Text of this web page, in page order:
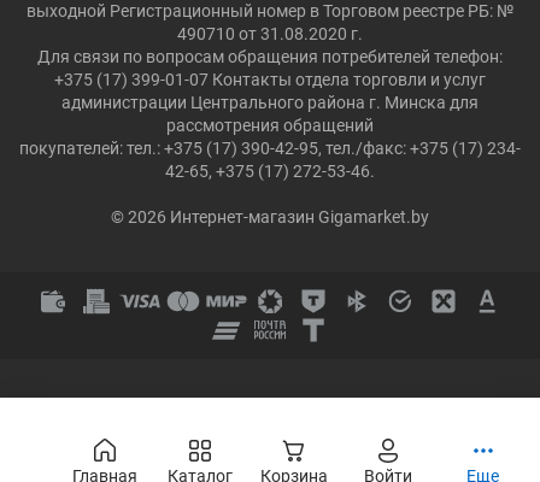
Главная Каталог Корзина Войти Еще
выходной Регистрационный номер в Торговом реестре РБ: №
490710 от 31.08.2020 г.
Для связи по вопросам обращения потребителей телефон:
+375 (17) 399-01-07 Контакты отдела торговли и услуг
администрации Центрального района г. Минска для
рассмотрения обращений
покупателей: тел.: +375 (17) 390-42-95, тел./факс: +375 (17) 234-
42-65, +375 (17) 272-53-46.
© 2026 Интернет-магазин Gigamarket.by